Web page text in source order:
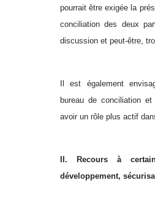
pourrait être exigée la
conciliation des deux
discussion et peut-être,
Il est également
bureau de conciliation et
avoir un rôle plus actif
II. Recours à
développement,